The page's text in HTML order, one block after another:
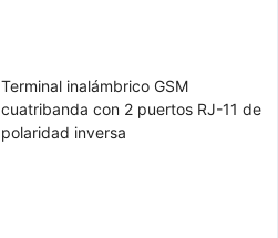
Terminal inalámbrico GSM
cuatribanda con 2 puertos RJ-11 de
polaridad inversa